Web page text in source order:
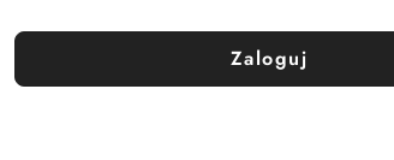
Zaloguj